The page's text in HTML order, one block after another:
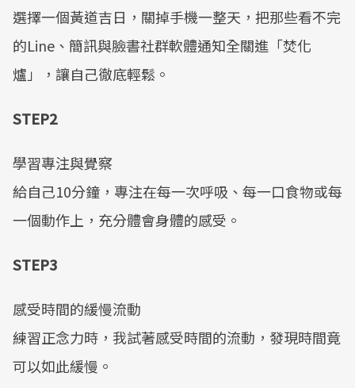
選擇一個黃道吉日，關掉手機一整天，把那些看不完
的Line、簡訊與臉書社群軟體通知全關進「焚化
爐」，讓自己徹底輕鬆。
STEP2
學習專注與覺察
給自己10分鐘，專注在每一次呼吸、每一口食物或每
一個動作上，充分體會身體的感受。
STEP3
感受時間的緩慢流動
練習正念力時，我試著感受時間的流動，發現時間竟
可以如此緩慢。